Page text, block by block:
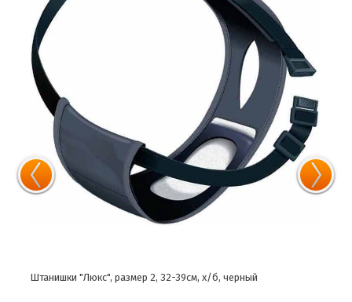
Штанишки "Люкс", размер 2, 32-39см, х/б, черный